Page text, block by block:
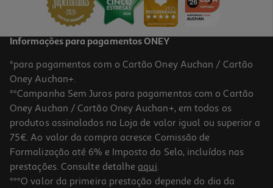
Informações para pagamentos ONEY
*para pagamentos com o Cartão Oney Auchan / Cartão
Oney Auchan+.
**Campanha Sem Juros para pagamentos com o Cartão
Oney Auchan / Cartão Oney Auchan+, em todos os
produtos assinalados na Loja de valor igual ou superior a
75€. Ao valor da compra acresce Comissão de
Formalização até 6% e Imposto do Selo, incluídos nas
prestações. Consulte detalhe aqui.
***O valor da primeira prestação depende do dia da